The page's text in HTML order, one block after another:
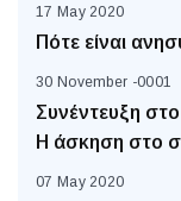
Πότε είναι
17 May 2020
Συνέντευξη
Η άσκηση στο
30 November -0001
07 May 2020